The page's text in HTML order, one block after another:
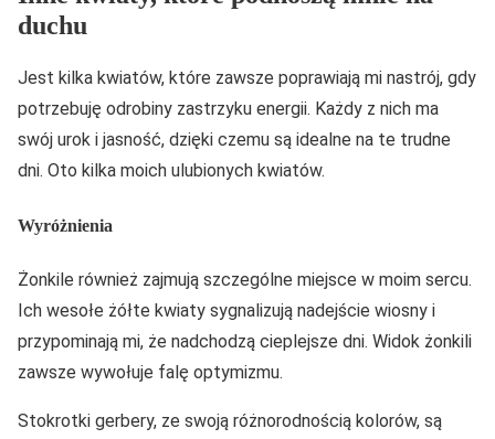
duchu
Jest kilka kwiatów, które zawsze poprawiają mi nastrój, gdy
potrzebuję odrobiny zastrzyku energii. Każdy z nich ma
swój urok i jasność, dzięki czemu są idealne na te trudne
dni. Oto kilka moich ulubionych kwiatów.
Wyróżnienia
Żonkile również zajmują szczególne miejsce w moim sercu.
Ich wesołe żółte kwiaty sygnalizują nadejście wiosny i
przypominają mi, że nadchodzą cieplejsze dni. Widok żonkili
zawsze wywołuje falę optymizmu.
Stokrotki gerbery, ze swoją różnorodnością kolorów, są